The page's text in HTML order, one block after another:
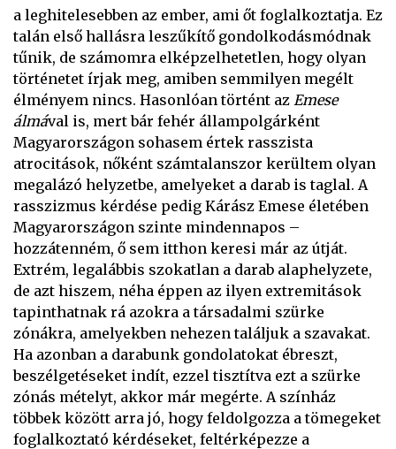
a leghitelesebben az ember, ami őt foglalkoztatja. Ez
talán első hallásra leszűkítő gondolkodásmódnak
tűnik, de számomra elképzelhetetlen, hogy olyan
történetet írjak meg, amiben semmilyen megélt
élményem nincs. Hasonlóan történt az Emese
álmával is, mert bár fehér állampolgárként
Magyarországon sohasem értek rasszista
atrocitások, nőként számtalanszor kerültem olyan
megalázó helyzetbe, amelyeket a darab is taglal. A
rasszizmus kérdése pedig Kárász Emese életében
Magyarországon szinte mindennapos –
hozzátenném, ő sem itthon keresi már az útját.
Extrém, legalábbis szokatlan a darab alaphelyzete,
de azt hiszem, néha éppen az ilyen extremitások
tapinthatnak rá azokra a társadalmi szürke
zónákra, amelyekben nehezen találjuk a szavakat.
Ha azonban a darabunk gondolatokat ébreszt,
beszélgetéseket indít, ezzel tisztítva ezt a szürke
zónás mételyt, akkor már megérte. A színház
többek között arra jó, hogy feldolgozza a tömegeket
foglalkoztató kérdéseket, feltérképezze a